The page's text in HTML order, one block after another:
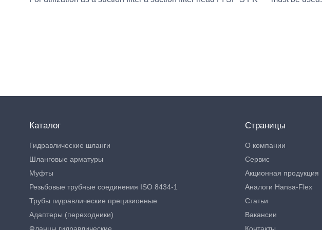
Каталог
Гидравлические шланги
Шланговые арматуры
Муфты
Резьбовые трубные соединения ISO 8434-1
Трубы гидравлические прецизионные
Адаптеры (переходники)
Страницы
О компании
Сервис
Акционная продукция
Аналоги Hansa-Flex
Статьи
Вакансии